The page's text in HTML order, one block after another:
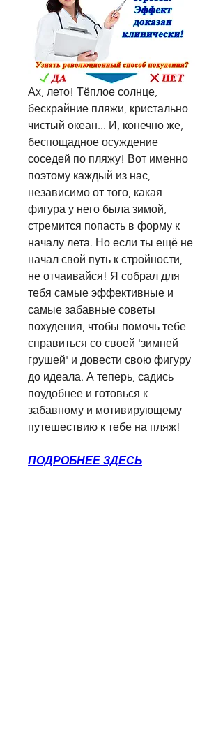
Ах, лето! Тёплое солнце,
бескрайние пляжи, кристально
чистый океан... И, конечно же,
беспощадное осуждение
соседей по пляжу! Вот именно
поэтому каждый из нас,
независимо от того, какая
фигура у него была зимой,
стремится попасть в форму к
началу лета. Но если ты ещё не
начал свой путь к стройности,
не отчаивайся! Я собрал для
тебя самые эффективные и
самые забавные советы
похудения, чтобы помочь тебе
справиться со своей 'зимней
грушей' и довести свою фигуру
до идеала. А теперь, садись
поудобнее и готовься к
забавному и мотивирующему
путешествию к тебе на пляж!
ПОДРОБНЕЕ ЗДЕСЬ